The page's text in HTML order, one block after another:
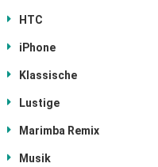
HTC
iPhone
Klassische
Lustige
Marimba Remix
Musik